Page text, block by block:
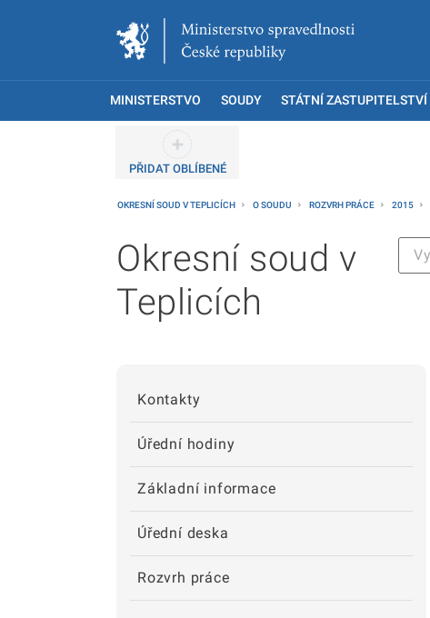
MINISTERSTVO SOUDY STÁTNÍ ZASTUPITELSTVÍ
PŘIDAT OBLÍBENÉ
OKRESNÍ SOUD V TEPLICÍCH O SOUDU ROZVRH PRÁCE 2015
Okresní soud v
Teplicích
Kontakty
Úřední hodiny
Základní informace
Úřední deska
Rozvrh práce